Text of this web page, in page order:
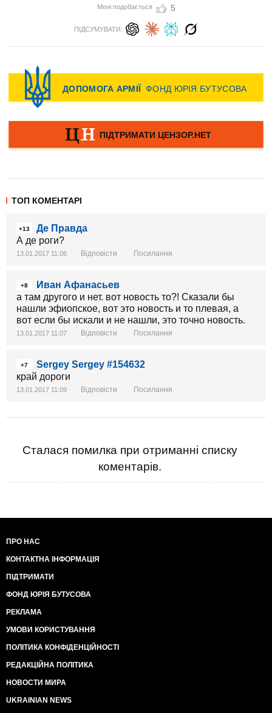
Мені подобається 5
ПІДСУМУВАТИ:
ТОП КОМЕНТАРІ
+13
Де Правда
А де роги?
13.01.2017 11:06 Відповісти Посилання
+8
Иван Афанасьев
а там другого и нет. вот новость то?! Сказали бы
нашли эфиопское, вот это новость и то плевая, а
вот если бы искали и не нашли, это точно новость.
13.01.2017 11:07 Відповісти Посилання
+7
Sergey Sergey #154632
край дороги
13.01.2017 11:09 Відповісти Посилання
Сталася помилка при отриманні списку
коментарів.
ПРО НАС
КОНТАКТНА ІНФОРМАЦІЯ
ПІДТРИМАТИ
ФОНД ЮРІЯ БУТУСОВА
РЕКЛАМА
УМОВИ КОРИСТУВАННЯ
ПОЛІТИКА КОНФІДЕНЦІЙНОСТІ
РЕДАКЦІЙНА ПОЛІТИКА
НОВОСТИ МИРА
UKRAINIAN NEWS